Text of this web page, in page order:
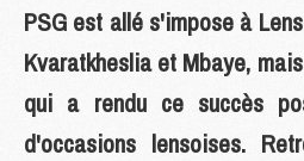
PSG est allé s'impose à
Kvaratkheslia et Mbaye,
qui a rendu ce succès
d'occasions lensoises.